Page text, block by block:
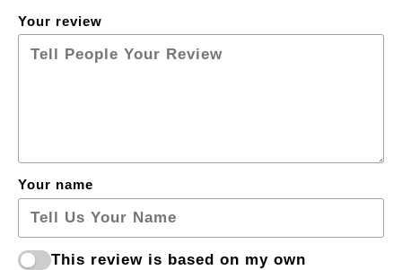
Your review
Your name
This review is based on my own